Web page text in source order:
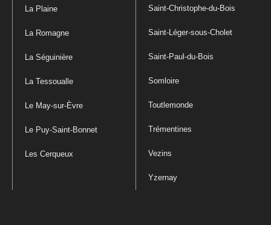
La Plaine
La Romagne
La Séguinière
La Tessoualle
Le May-sur-Èvre
Le Puy-Saint-Bonnet
Les Cerqueux
Saint-Christophe-du-Bois
Saint-Léger-sous-Cholet
Saint-Paul-du-Bois
Somloire
Toutlemonde
Trémentines
Vezins
Yzernay